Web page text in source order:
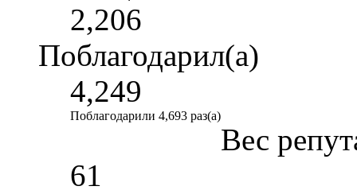
2,206
Поблагодарил(а)
4,249
Поблагодарили 4,693 раз(а)
Вес
61